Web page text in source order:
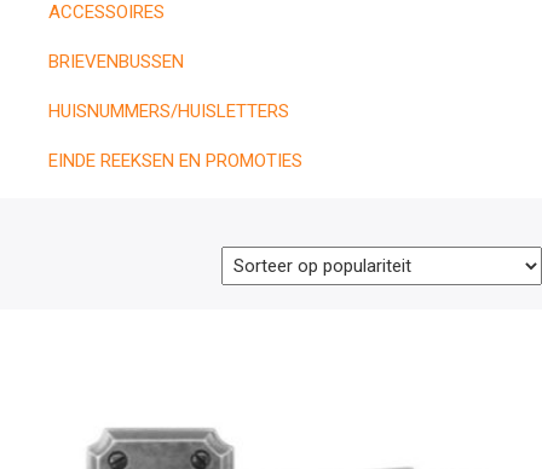
ACCESSOIRES
BRIEVENBUSSEN
HUISNUMMERS/HUISLETTERS
EINDE REEKSEN EN PROMOTIES